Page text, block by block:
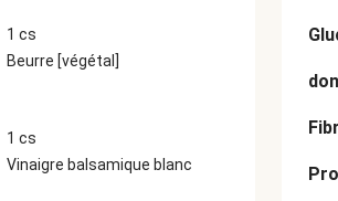
1 cs
Beurre [végétal]
1 cs
Vinaigre balsamique blanc